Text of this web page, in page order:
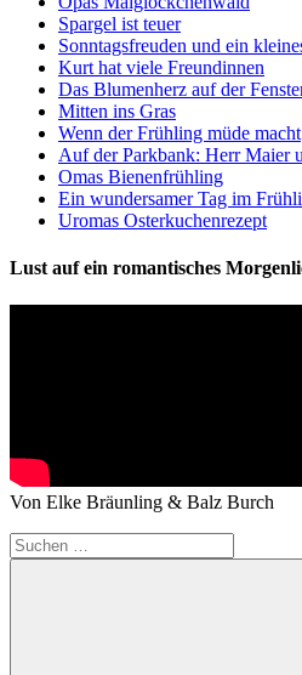
Spargel ist teuer
Sonntagsfreuden und ein
Kurt hat viele Freundinnen
Das Blumenherz auf der
Mitten ins Gras
Wenn der Frühling müde macht
Auf der Parkbank: Herr Maier
Omas Bienenfrühling
Ein wundersamer Tag im
Uromas Osterkuchenrezept
Lust auf ein romantisches
Von Elke Bräunling & Balz Burch
Suchen
nach: